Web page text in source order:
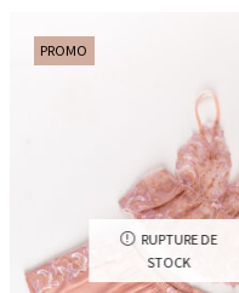
PROMO
RUPTURE DE
STOCK